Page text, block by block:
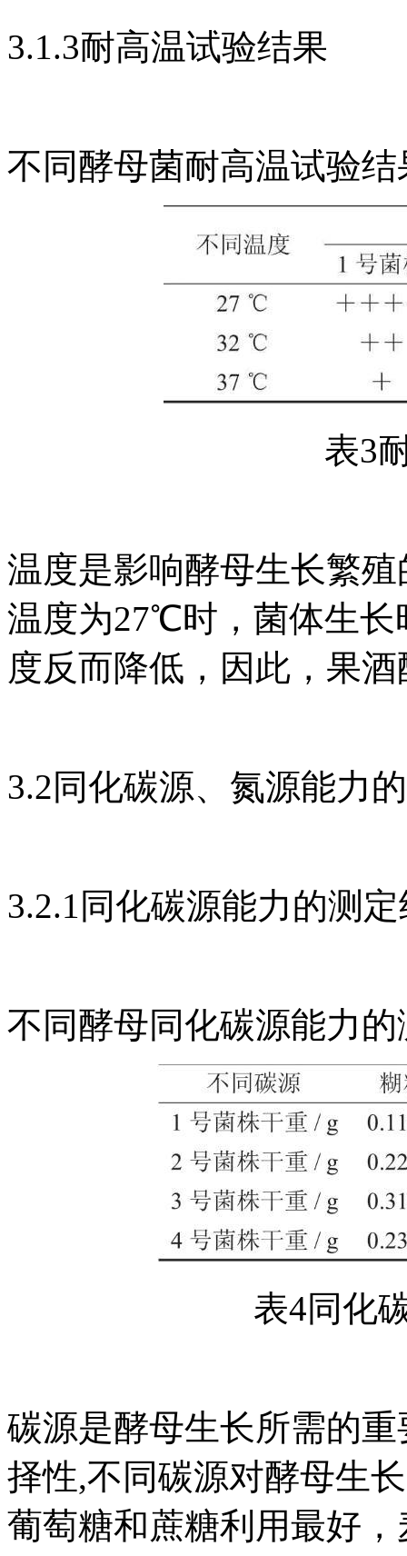
3.1.3耐高温试验结果
不同酵母菌耐高温试验结
表3
温度是影响酵母生长繁
温度为27℃时，菌体生长
度反而降低，因此，果
3.2同化碳源、氮源能力
3.2.1同化碳源能力的测
不同酵母同化碳源能力
表4同化
碳源是酵母生长所需的
择性,不同碳源对酵母生
葡萄糖和蔗糖利用最好